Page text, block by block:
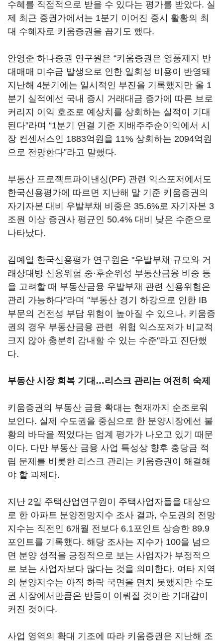
수혜를 직접적으로 받을 수 있다는 평가를 받았다. 실
제 최근 증권가에서는 1분기 이어진 증시 활황의 최
대 수혜자로 키움증권을 꼽기도 했다.
안영준 하나증권 연구원은 “키움증권은 영풍제지 반
대매매 미수금 발생으로 인한 일회성 비용이 반영돼
지난해 4분기에는 일시적인 부진을 기록했지만 올 1
분기 실적에선 국내 증시 거래대금 증가에 따른 브로
커리지 이익 호조로 예상치를 상회하는 실적이 기대
된다”라며 “1분기 연결 기준 지배주주순이익에서 시
장 컨센서스인 1883억원을 11% 상회하는 2094억원
으로 전망한다”라고 말했다.
부동산 프로젝트파이낸싱(PF) 관련 익스포저에서도
한국신용평가에 따르면 지난해 말 기준 키움증권의
자기자본 대비 우발부채 비중은 35.6%로 자기자본 3
조원 이상 증권사 평균인 50.4% 대비 낮은 수준으로
나타났다.
김예일 한국신용평가 연구원은 "우발부채 규모와 거
래상대방 신용위험 중·후순위성 부동산금융 비중 등
을 고려할 때 부동산금융 우발부채 관련 신용위험은
관리 가능하다"라며 "부동산 경기 하강으로 인한 IB
부문의 건전성 부담 위험이 높아질 수 있으나, 키움증
권의 경우 부동산금융 관련 위험 익스포져가 비교적
크지 않아 충분히 감내할 수 있는 수준"라고 진단했
다.
부동산 시장 회복 기대…리스크 관리는 여전히 숙제
키움증권의 부동산 금융 확대는 현재까지 순조로워
보인다. 실제 수도권을 중심으로 한 분양시장에선 불
황의 바닥을 찍었다는 업계 평가가 나오고 있기 때문
이다. 다만 부동산 금융 사업 특성상 향후 충당금 적
립 문제를 비롯한 리스크 관리는 키움증권이 해결해
야 할 과제다.
지난 2일 주택산업연구원이 주택사업자들을 대상으
로 한 아파트 분양전망지수 조사 결과, 수도권의 전망
지수는 직전인 6개월 전보다 6.1포인트 상승한 89.9
포인트를 기록했다. 해당 조사는 지수가 100을 넘으
면 분양 성적을 긍정적으로 보는 사업자가 부정적으
로 보는 사업자보다 많다는 것을 의미한다. 여타 지역
의 분양지수는 아직 하락 국면을 면치 못했지만 수도
권 시장에서만큼은 반등이 이뤄질 것이란 기대감이
커진 것이다.
사업 영역의 확대 기조에 따라 키움증권은 지난해 조